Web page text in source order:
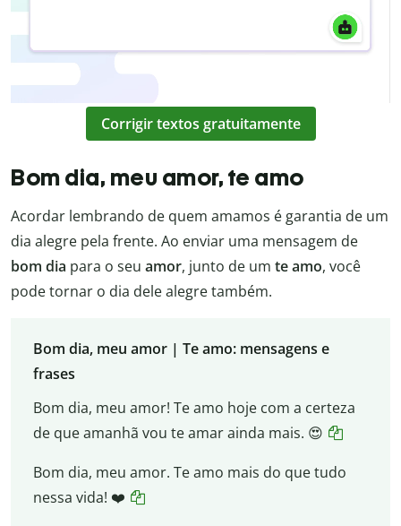
Corrigir textos gratuitamente
Bom dia, meu amor, te amo
Acordar lembrando de quem amamos é garantia de um
dia alegre pela frente. Ao enviar uma mensagem de
bom dia para o seu amor, junto de um te amo, você
pode tornar o dia dele alegre também.
Bom dia, meu amor | Te amo: mensagens e
frases
Bom dia, meu amor! Te amo hoje com a certeza
de que amanhã vou te amar ainda mais. 😍
Bom dia, meu amor. Te amo mais do que tudo
nessa vida! ❤️